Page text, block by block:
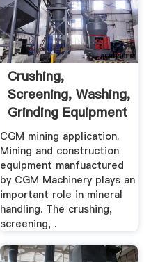
Crushing,
Screening, Washing,
Grinding Equipment
.
CGM mining application.
Mining and construction
equipment manfuactured
by CGM Machinery plays an
important role in mineral
handling. The crushing,
screening, .